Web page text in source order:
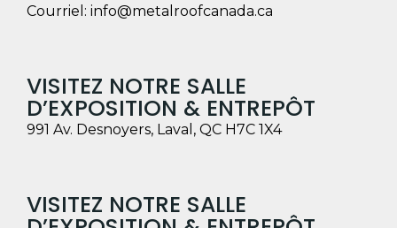
Courriel: info@metalroofcanada.ca
VISITEZ NOTRE SALLE
D’EXPOSITION & ENTREPÔT
991 Av. Desnoyers, Laval, QC H7C 1X4
VISITEZ NOTRE SALLE